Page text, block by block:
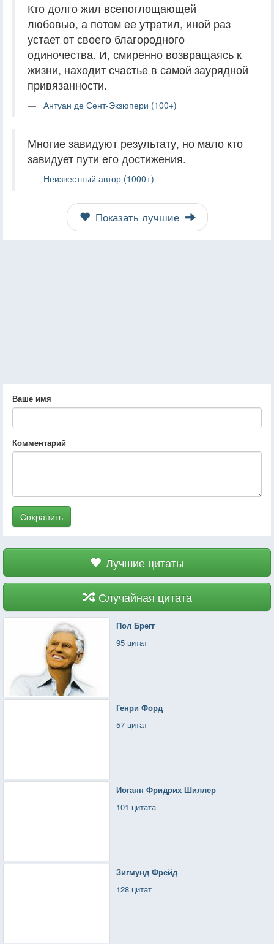
Кто долго жил всепоглощающей
любовью, а потом ее утратил, иной раз
устает от своего благородного
одиночества. И, смиренно возвращаясь к
жизни, находит счастье в самой заурядной
привязанности.
Антуан де Сент-Экзюпери (100+)
Многие завидуют результату, но мало кто
завидует пути его достижения.
Неизвестный автор (1000+)
Показать лучшие
Ваше имя
Комментарий
Сохранить
Лучшие цитаты
Случайная цитата
Пол Брегг
95 цитат
Генри Форд
57 цитат
Иоганн Фридрих Шиллер
101 цитата
Зигмунд Фрейд
128 цитат